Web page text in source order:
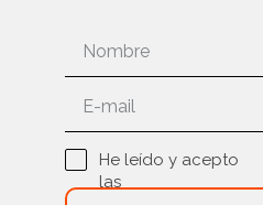
He leído y acepto
las